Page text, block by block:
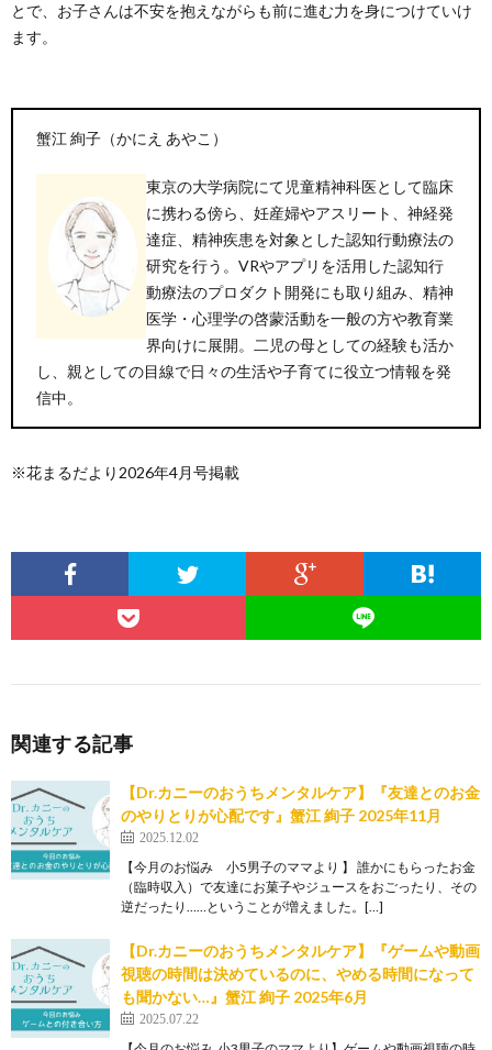
とで、お子さんは不安を抱えながらも前に進む力を身につけていけ
ます。
蟹江 絢子（かにえ あやこ）
東京の大学病院にて児童精神科医として臨床
に携わる傍ら、妊産婦やアスリート、神経発
達症、精神疾患を対象とした認知行動療法の
研究を行う。VRやアプリを活用した認知行
動療法のプロダクト開発にも取り組み、精神
医学・心理学の啓蒙活動を一般の方や教育業
界向けに展開。二児の母としての経験も活か
し、親としての目線で日々の生活や子育てに役立つ情報を発
信中。
※花まるだより2026年4月号掲載
関連する記事
【Dr.カニーのおうちメンタルケア】『友達とのお金
のやりとりが心配です』蟹江 絢子 2025年11月
2025.12.02
【今月のお悩み 小5男子のママより 】 誰かにもらったお金
（臨時収入）で友達にお菓子やジュースをおごったり、その
逆だったり……ということが増えました。[…]
【Dr.カニーのおうちメンタルケア】『ゲームや動画
視聴の時間は決めているのに、やめる時間になって
も聞かない…』蟹江 絢子 2025年6月
2025.07.22